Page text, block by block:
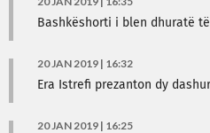
Bashkëshorti i blen dhuratë
20 JAN 2019 | 16:32
Era Istrefi prezanton dy
20 JAN 2019 | 16:25